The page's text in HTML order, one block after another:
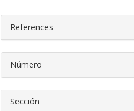
References
Número
Sección